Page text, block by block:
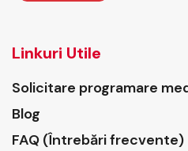
Linkuri Utile
Solicitare programare
Blog
FAQ (Întrebări frecvente)